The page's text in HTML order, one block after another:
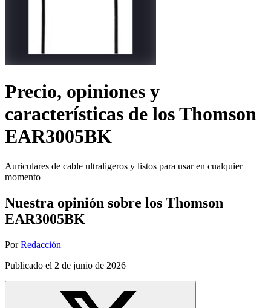
Precio, opiniones y
características de losThomson
EAR3005BK
Auriculares de cable ultraligeros y listos para usar en cualquier
momento
Nuestra opinión sobre los Thomson
EAR3005BK
Por Redacción
Publicado el 2 de junio de 2026